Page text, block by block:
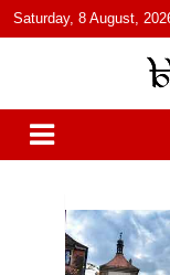
content
Saturday, 8 August,
हिंदी में समाचार, विचार,
India: News, Views,
और पॉडकास्ट